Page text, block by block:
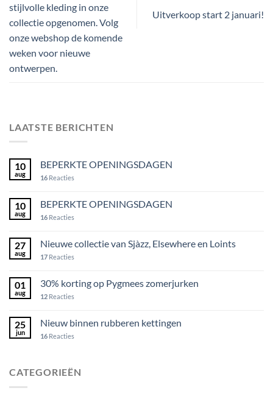
stijlvolle kleding in onze
collectie opgenomen. Volg
onze webshop de komende
weken voor nieuwe
ontwerpen.
Uitverkoop start 2 januari!
LAATSTE BERICHTEN
10
aug
BEPERKTE OPENINGSDAGEN
16 Reacties
10
aug
BEPERKTE OPENINGSDAGEN
16 Reacties
27
aug
Nieuwe collectie van Sjàzz, Elsewhere en Loints
17 Reacties
01
aug
30% korting op Pygmees zomerjurken
12 Reacties
25
jun
Nieuw binnen rubberen kettingen
16 Reacties
CATEGORIEËN